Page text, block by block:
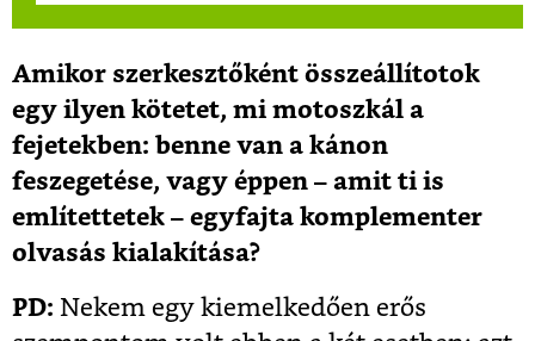
Amikor szerkesztőként összeállítotok
egy ilyen kötetet, mi motoszkál a
fejetekben: benne van a kánon
feszegetése, vagy éppen – amit ti is
említettetek – egyfajta komplementer
olvasás kialakítása?
PD: Nekem egy kiemelkedően erős